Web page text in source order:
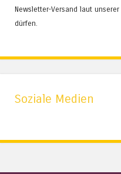
Newsletter-Versand laut unserer
dürfen.
Soziale Medien